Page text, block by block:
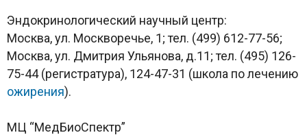
Эндокринологический научный центр:
Москва, ул. Москворечье, 1; тел. (499) 612-77-56;
Москва, ул. Дмитрия Ульянова, д.11; тел. (495) 126-
75-44 (регистратура), 124-47-31 (школа по лечению
ожирения).
МЦ “МедБиоСпектр”